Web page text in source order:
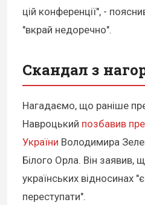
цій конференції", -
"вкрай недоречно".
Скандал з
Нагадаємо, що раніше
Навроцький позбавив
України Володимира
Білого Орла. Він заявив,
українських відносинах
переступати".